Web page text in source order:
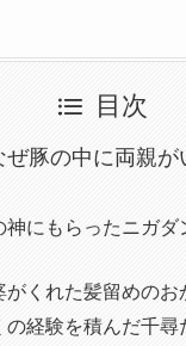
目次
ぜ豚の中に両親が
神にもらったニガダ
がくれた髪留めのお
の経験を積んだ千尋